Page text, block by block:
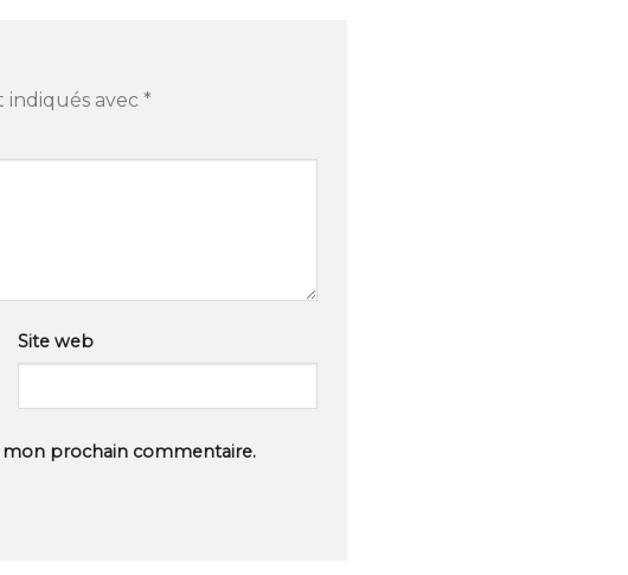
indiqués avec *
Site web
prochain commentaire.